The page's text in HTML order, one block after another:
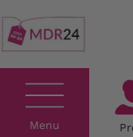
Menu